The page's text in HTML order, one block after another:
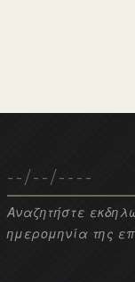
Αναζητήστε
ημερομηνία της